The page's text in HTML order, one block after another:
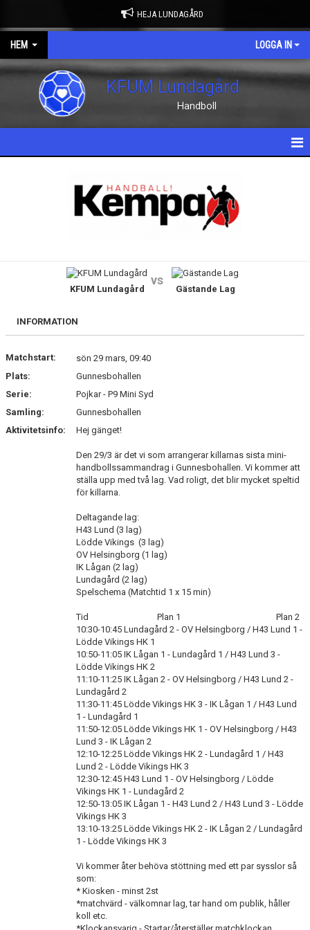
HEJA LUNDAGÅRD
HEM LOGGA IN
KFUM Lundagård
Handboll
BILDGALLERI
VÅRA LAG/TRÄNARE
KLUBBSHOP
GUNNESBOHALLEN
KFUM Lundagård
vs
Gästande Lag
INFORMATION
Matchstart:
sön 29 mars, 09:40
Plats:
Gunnesbohallen
Serie:
Pojkar - P9 Mini Syd
Samling:
Gunnesbohallen
Aktivitetsinfo:
Hej gänget!
Den 29/3 är det vi som arrangerar killarnas sista mini-
handbollssammandrag i Gunnesbohallen. Vi kommer att
ställa upp med två lag. Vad roligt, det blir mycket speltid
för killarna.
Deltagande lag:
H43 Lund (3 lag)
Lödde Vikings (3 lag)
OV Helsingborg (1 lag)
IK Lågan (2 lag)
Lundagård (2 lag)
Spelschema (Matchtid 1 x 15 min)
Tid Plan 1 Plan 2
10:30-10:45 Lundagård 2 - OV Helsingborg / H43 Lund 1 -
Lödde Vikings HK 1
10:50-11:05 IK Lågan 1 - Lundagård 1 / H43 Lund 3 -
Lödde Vikings HK 2
11:10-11:25 IK Lågan 2 - OV Helsingborg / H43 Lund 2 -
Lundagård 2
11:30-11:45 Lödde Vikings HK 3 - IK Lågan 1 / H43 Lund
1 - Lundagård 1
11:50-12:05 Lödde Vikings HK 1 - OV Helsingborg / H43
Lund 3 - IK Lågan 2
12:10-12:25 Lödde Vikings HK 2 - Lundagård 1 / H43
Lund 2 - Lödde Vikings HK 3
12:30-12:45 H43 Lund 1 - OV Helsingborg / Lödde
Vikings HK 1 - Lundagård 2
12:50-13:05 IK Lågan 1 - H43 Lund 2 / H43 Lund 3 - Lödde
Vikings HK 3
13:10-13:25 Lödde Vikings HK 2 - IK Lågan 2 / Lundagård
1 - Lödde Vikings HK 3
Vi kommer åter behöva stöttning med ett par sysslor så
som:
* Kiosken - minst 2st
*matchvärd - välkomnar lag, tar hand om publik, håller
koll etc.